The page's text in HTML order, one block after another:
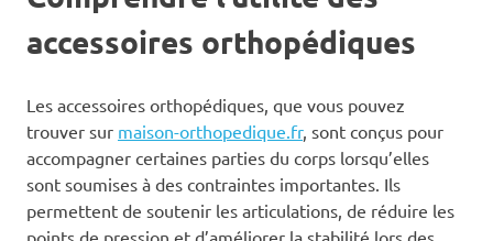
accessoires orthopédiques
Les accessoires orthopédiques, que vous pouvez
trouver sur maison-orthopedique.fr, sont conçus pour
accompagner certaines parties du corps lorsqu’elles
sont soumises à des contraintes importantes. Ils
permettent de soutenir les articulations, de réduire les
points de pression et d’améliorer la stabilité lors des